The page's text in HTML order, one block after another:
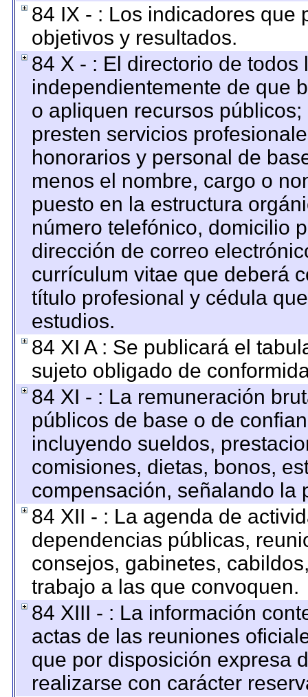
84 IX - : Los indicadores que
objetivos y resultados.
84 X - : El directorio de
independientemente de que
o apliquen recursos
presten servicios
honorarios y personal de
menos el nombre, cargo o
puesto en la estructura
número telefónico, domicilio
dirección de correo
currículum vitae que deberá
título profesional y cédula
estudios.
84 XI A : Se publicará el
sujeto obligado de
84 XI - : La remuneración
públicos de base o de
incluyendo sueldos,
comisiones, dietas, bonos,
compensación, señalando la
84 XII - : La agenda de
dependencias públicas,
consejos, gabinetes,
trabajo a las que convoquen.
84 XIII - : La información
actas de las reuniones
que por disposición expresa
realizarse con carácter